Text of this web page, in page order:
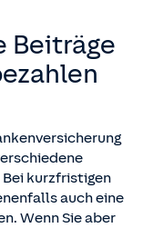
Beiträge
kurzfristigen
auch eine
Wenn Sie aber